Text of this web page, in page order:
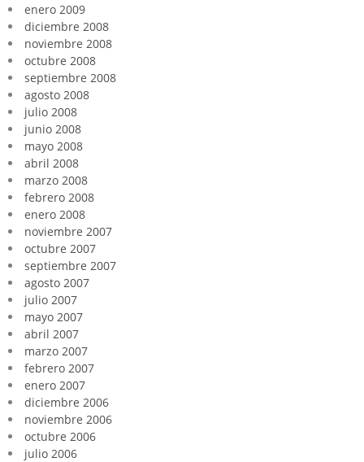
enero 2009
diciembre 2008
noviembre 2008
octubre 2008
septiembre 2008
agosto 2008
julio 2008
junio 2008
mayo 2008
abril 2008
marzo 2008
febrero 2008
enero 2008
noviembre 2007
octubre 2007
septiembre 2007
agosto 2007
julio 2007
mayo 2007
abril 2007
marzo 2007
febrero 2007
enero 2007
diciembre 2006
noviembre 2006
octubre 2006
julio 2006